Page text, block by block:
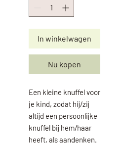
In winkelwagen
Nu kopen
Een kleine knuffel voor
je kind, zodat hij/zij
altijd een persoonlijke
knuffel bij hem/haar
heeft, als aandenken.